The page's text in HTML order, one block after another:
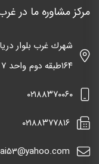
مرکز مشاوره ما در
شهرك غرب بلوار
١٦٤طبقه دوم واحد ٧ (بالاي داروخانه پرسيان)
٠٢١٨٨٣٧٠٠٦٠
٠٢١٨٨٣٧٧٨١٦